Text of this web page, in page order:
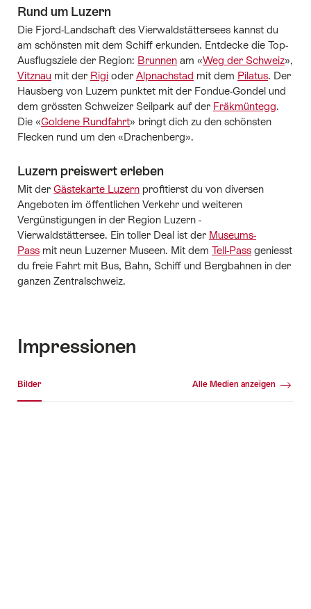
Rund um Luzern
Die Fjord-Landschaft des Vierwaldstättersees kannst du
am schönsten mit dem Schiff erkunden. Entdecke die Top-
Ausflugsziele der Region: Brunnen am «Weg der Schweiz»,
Vitznau mit der Rigi oder Alpnachstad mit dem Pilatus. Der
Hausberg von Luzern punktet mit der Fondue-Gondel und
dem grössten Schweizer Seilpark auf der Fräkmüntegg.
Die «Goldene Rundfahrt» bringt dich zu den schönsten
Flecken rund um den «Drachenberg».
Luzern preiswert erleben
Mit der Gästekarte Luzern profitierst du von diversen
Angeboten im öffentlichen Verkehr und weiteren
Vergünstigungen in der Region Luzern -
Vierwaldstättersee. Ein toller Deal ist der Museums-
Pass mit neun Luzerner Museen. Mit dem Tell-Pass geniesst
du freie Fahrt mit Bus, Bahn, Schiff und Bergbahnen in der
ganzen Zentralschweiz.
Impressionen
Bilder Alle Medien anzeigen